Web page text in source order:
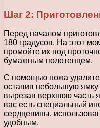
Шаг 2:
Перед началом
180 градусов. На этот
промойте их под
бумажным полотенцем.
С помощью ножа удалите
оставив небольшую
вырезав верхнюю часть
вас есть специальный
сердцевины,
удобным.